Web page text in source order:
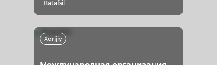
Batafsil
Xorijiy